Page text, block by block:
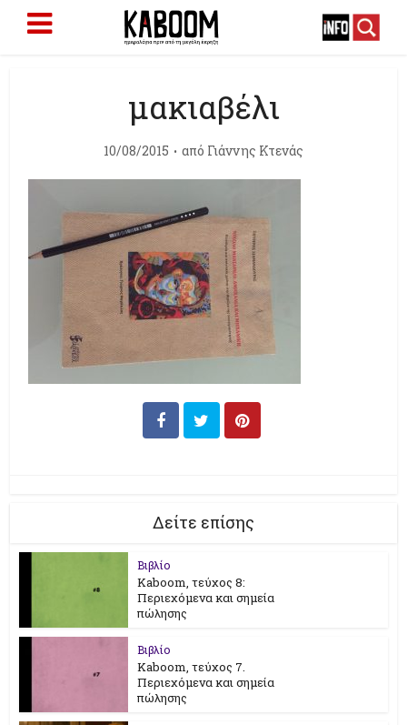
μακιαβέλι
10/08/2015 από Γιάννης Κτενάς
Δείτε επίσης
Βιβλίο
Kaboom, τεύχος 8:
Περιεχόμενα και σημεία
πώλησης
Βιβλίο
Kaboom, τεύχος 7.
Περιεχόμενα και σημεία
πώλησης